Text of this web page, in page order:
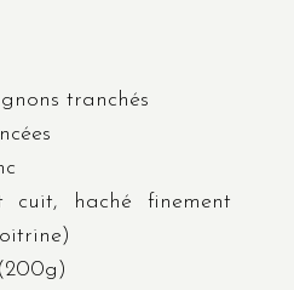
tranchés
cuit, haché finement
(200g)